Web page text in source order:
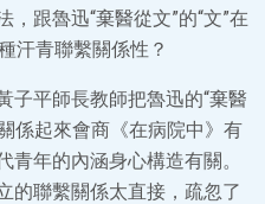
跟魯迅“棄醫從文”的“文”在
汗青聯繫關係性？
子平師長教師把魯迅的“棄醫
係起來會商《在病院中》有
年的內涵身心構造有關。
的聯繫關係太直接，疏忽了